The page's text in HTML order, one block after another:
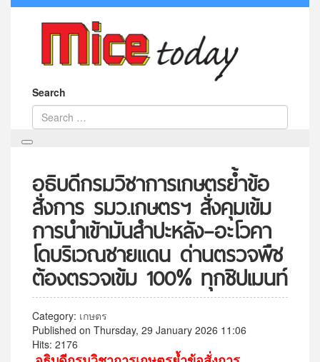
Search
อธิบดีกรมวิชาการเกษตรย้ำข้อ
สั่งการ รมว.เกษตรฯ สั่งคุมเข้ม
การนำเข้ามันสำปะหลัง–อะโวคา
โดบริเวณชายแดน ด่านตรวจพืช
ต้องตรวจเข้ม 100% ทุกชิปเมนท์
Category: เกษตร
Published on Thursday, 29 January 2026 11:06
Hits: 2176